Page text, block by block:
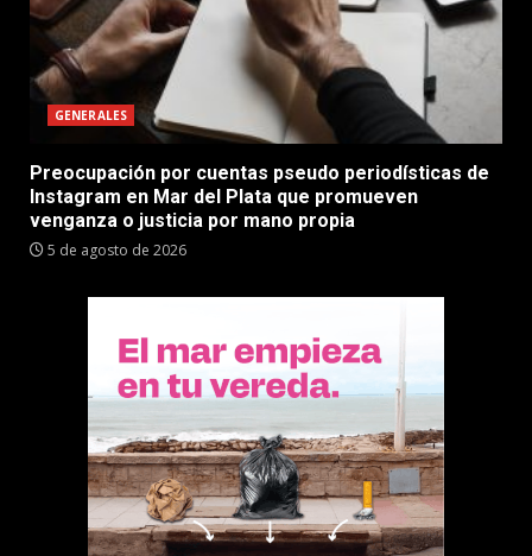
GENERALES
Preocupación por cuentas pseudo periodísticas de
Instagram en Mar del Plata que promueven
venganza o justicia por mano propia
5 de agosto de 2026